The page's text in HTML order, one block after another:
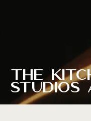
The
Studios